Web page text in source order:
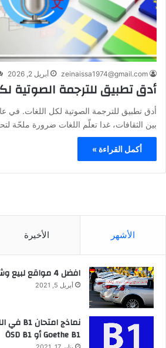
zeinaissa1974@gmail.com أبريل 2, 2026
أدق تطبيق للترجمة الصوتية
أدق تطبيق للترجمة الصوتية لكل اللغات. في
بين الثقافات، غدا تعلّم اللغات ضرورة ملحّة
أكمل القراءة »
الأشهر الأخيرة
افضل 4 مواقع لبيع وشراء السيارات في ألمانيا
أبريل 5, 2021
Goethe B1 أو ÖSD B1